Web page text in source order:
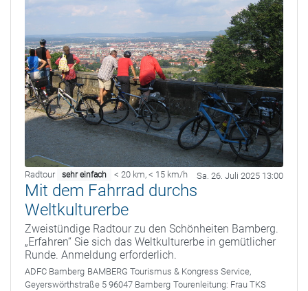
Radtour sehr einfach < 20 km, < 15 km/h Sa. 26. Juli 2025 13:00
Mit dem Fahrrad durchs
Weltkulturerbe
Zweistündige Radtour zu den Schönheiten Bamberg.
„Erfahren“ Sie sich das Weltkulturerbe in gemütlicher
Runde. Anmeldung erforderlich.
ADFC Bamberg BAMBERG Tourismus & Kongress Service,
Geyerswörthstraße 5 96047 Bamberg Tourenleitung: Frau TKS